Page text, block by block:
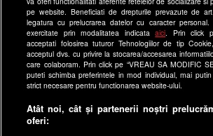
catine.ro
chefi.ro
deparinti.ro
medicool.ro
spynews.ro
pe website. Beneficiati de drepturile prevazute de
legatura cu prelucrarea datelor cu caracter
exercitate prin modalitatea indicataaici . Prin click
acceptati folosirea tuturor Tehnologiilor de tip
acceptul dvs. cu privire la stocarea/accesarea
care colaboram. Prin click pe “VREAU SA MODIFIC
puteti schimba preferintele in mod individual, mai
strict necesare pentru functionarea website-ului.
Atât noi, cât și partenerii noștri
oferi: